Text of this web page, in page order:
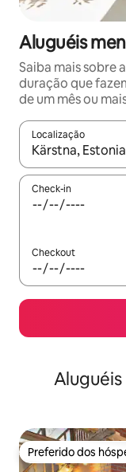
Aluguéis
Saiba mais sobre
duração que
de um mês ou
Localização
Quando os
Check-in
Checkout
Preferido dos
Preferido dos